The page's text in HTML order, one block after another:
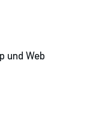
und Web